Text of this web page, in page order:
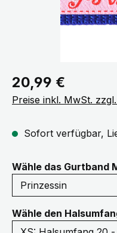
Regulärer Preis:
20,99 €
Preise inkl. MwSt.
Sofort verfügbar,
Wähle das Gurtband
Wähle den